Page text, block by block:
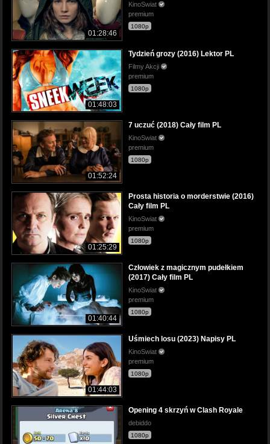
01:28:46
KinoSwiat
premium
1080p
01:48:03
Tydzień grozy (2016) Lektor PL
Filmy Akcji
premium
1080p
01:52:24
7 uczuć (2018) Cały film PL
KinoSwiat
premium
1080p
01:25:29
Prosta historia o morderstwie (2016)
Cały film PL
KinoSwiat
premium
1080p
01:40:44
Człowiek z magicznym pudełkiem
(2017) Cały film PL
KinoSwiat
premium
1080p
01:44:03
Uśmiech losu (2023) Napisy PL
KinoSwiat
premium
1080p
Opening 4 skrzyń w Clash Royale
debiddo
1080p